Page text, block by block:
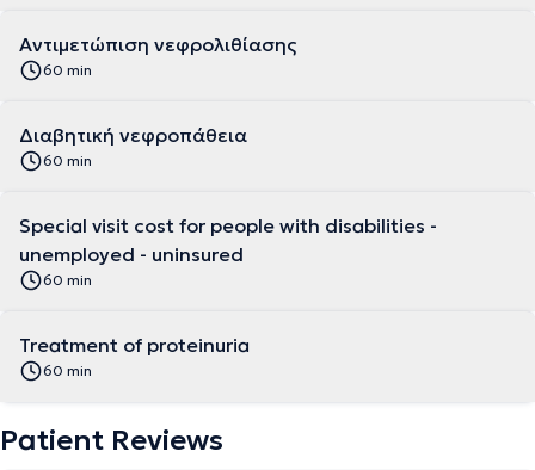
Αντιμετώπιση νεφρολιθίασης
60 min
Διαβητική νεφροπάθεια
60 min
Special visit cost for people with disabilities -
unemployed - uninsured
60 min
Treatment of proteinuria
60 min
Patient Reviews